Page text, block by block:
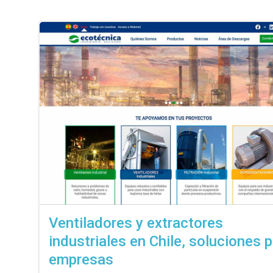
Ventiladores y extractores
industriales en Chile, soluciones
empresas